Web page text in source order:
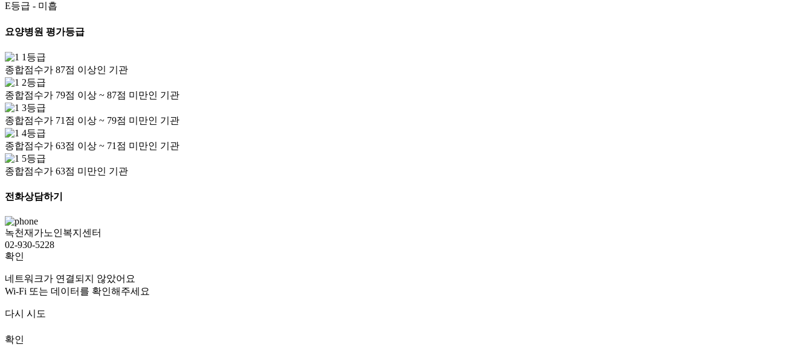
E등급 - 미흡
요양병원 평가등급
1등급
종합점수가 87점 이상인 기관
2등급
종합점수가 79점 이상 ~ 87점 미만인 기관
3등급
종합점수가 71점 이상 ~ 79점 미만인 기관
4등급
종합점수가 63점 이상 ~ 71점 미만인 기관
5등급
종합점수가 63점 미만인 기관
전화상담하기
녹천재가노인복지센터
02-930-5228
확인
네트워크가 연결되지 않았어요
Wi-Fi 또는 데이터를 확인해주세요
다시 시도
확인